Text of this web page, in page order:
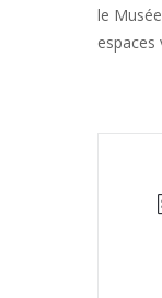
le
espaces